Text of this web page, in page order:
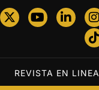
REVISTA EN LINEA